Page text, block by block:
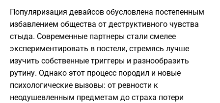
Популяризация девайсов обусловлена постепенным
избавлением общества от деструктивного чувства
стыда. Современные партнеры стали смелее
экспериментировать в постели, стремясь лучше
изучить собственные триггеры и разнообразить
рутину. Однако этот процесс породил и новые
психологические вызовы: от ревности к
неодушевленным предметам до страха потери